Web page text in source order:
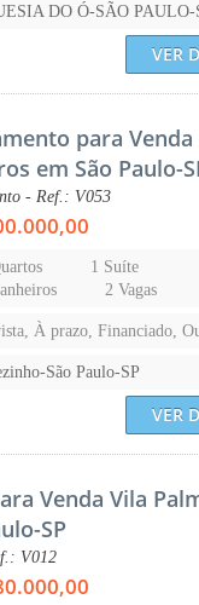
DO Ó-SÃO PAULO-
VER
para Venda
em São Paulo-
- Ref.: V053
1 Suíte
2 Vagas
À prazo, Financiado,
São Paulo-SP
VER
Venda Vila
SP
V012